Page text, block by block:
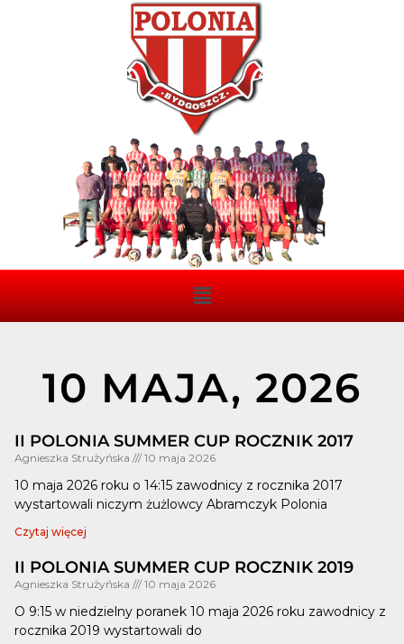
10 MAJA, 2026
II POLONIA SUMMER CUP ROCZNIK 2017
Agnieszka Strużyńska 10 maja 2026
10 maja 2026 roku o 14:15 zawodnicy z rocznika 2017
wystartowali niczym żużlowcy Abramczyk Polonia
Czytaj więcej
II POLONIA SUMMER CUP ROCZNIK 2019
Agnieszka Strużyńska 10 maja 2026
O 9:15 w niedzielny poranek 10 maja 2026 roku zawodnicy z
rocznika 2019 wystartowali do